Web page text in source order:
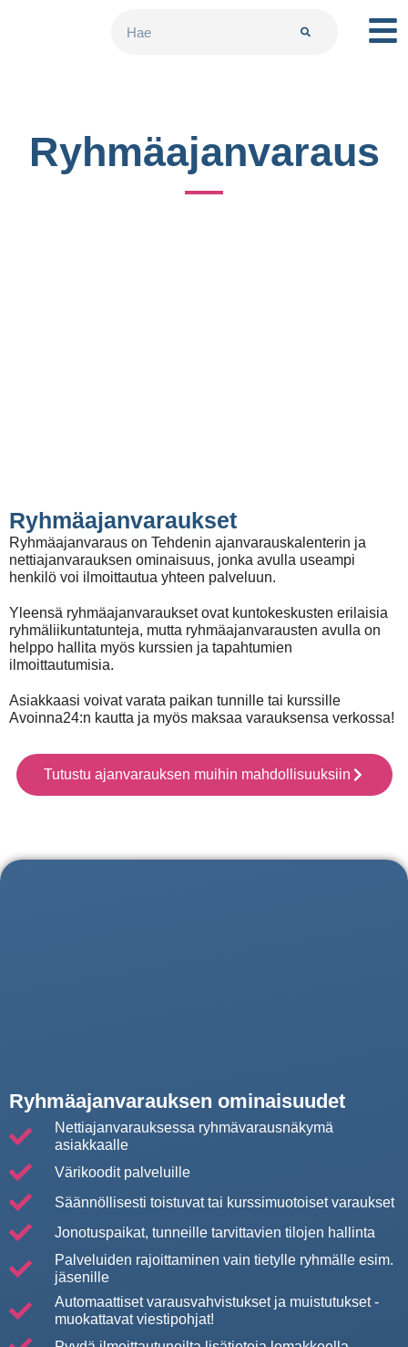
Ryhmäajanvaraus
Ryhmäajanvaraukset
Ryhmäajanvaraus on Tehdenin ajanvarauskalenterin ja
nettiajanvarauksen ominaisuus, jonka avulla useampi
henkilö voi ilmoittautua yhteen palveluun.
Yleensä ryhmäajanvaraukset ovat kuntokeskusten erilaisia
ryhmäliikuntatunteja, mutta ryhmäajanvarausten avulla on
helppo hallita myös kurssien ja tapahtumien
ilmoittautumisia.
Asiakkaasi voivat varata paikan tunnille tai kurssille
Avoinna24:n kautta ja myös maksaa varauksensa verkossa!
Tutustu ajanvarauksen muihin mahdollisuuksiin
Ryhmäajanvarauksen ominaisuudet
Nettiajanvarauksessa ryhmävarausnäkymä
asiakkaalle
Värikoodit palveluille
Säännöllisesti toistuvat tai kurssimuotoiset varaukset
Jonotuspaikat, tunneille tarvittavien tilojen hallinta
Palveluiden rajoittaminen vain tietylle ryhmälle esim.
jäsenille
Automaattiset varausvahvistukset ja muistutukset -
muokattavat viestipohjat!